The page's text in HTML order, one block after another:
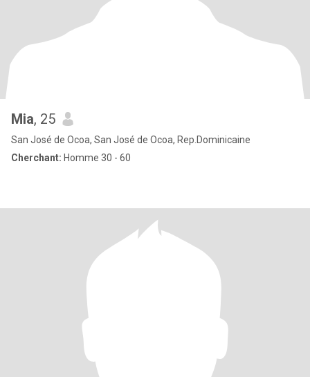
Mia, 25
San José de Ocoa, San José de Ocoa, Rep.Dominicaine
Cherchant: Homme 30 - 60